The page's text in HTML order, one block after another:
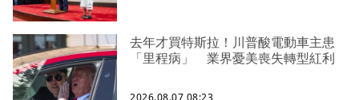
去年才買特斯拉！川普酸電動車主患
「里程病」 業界憂美喪失轉型紅利
2026.08.07 08:23